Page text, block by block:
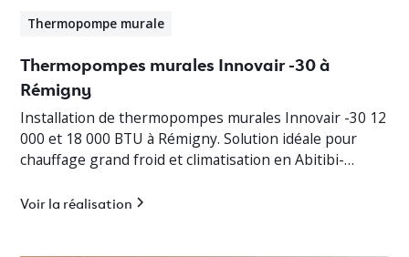
Thermopompe murale
Thermopompes murales Innovair -30 à
Rémigny
Installation de thermopompes murales Innovair -30 12
000 et 18 000 BTU à Rémigny. Solution idéale pour
chauffage grand froid et climatisation en Abitibi-
Voir la réalisation